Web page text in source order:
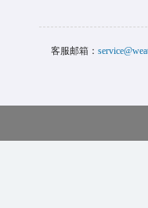
客服邮箱：